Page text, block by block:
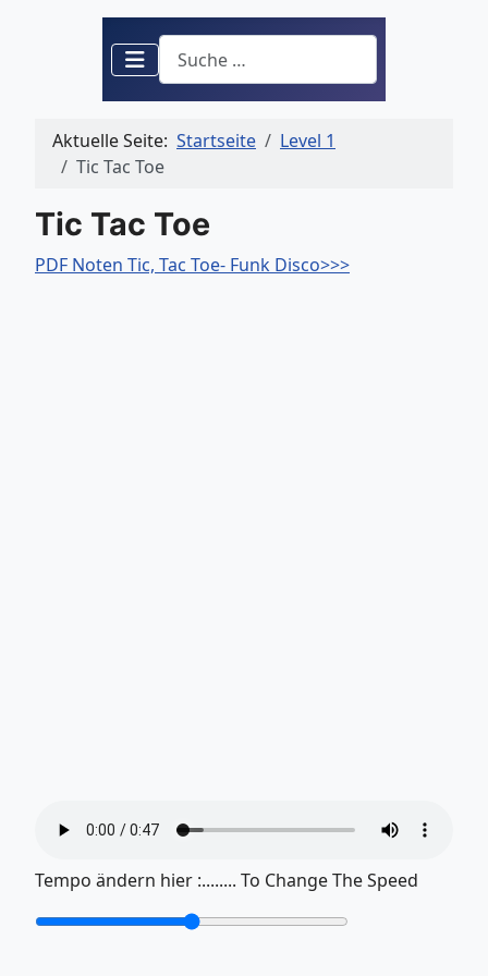
Suchen
Aktuelle Seite: Startseite
Level 1
Tic Tac Toe
Tic Tac Toe
PDF Noten Tic, Tac Toe- Funk Disco>>>
Tempo ändern hier :........ To Change The Speed